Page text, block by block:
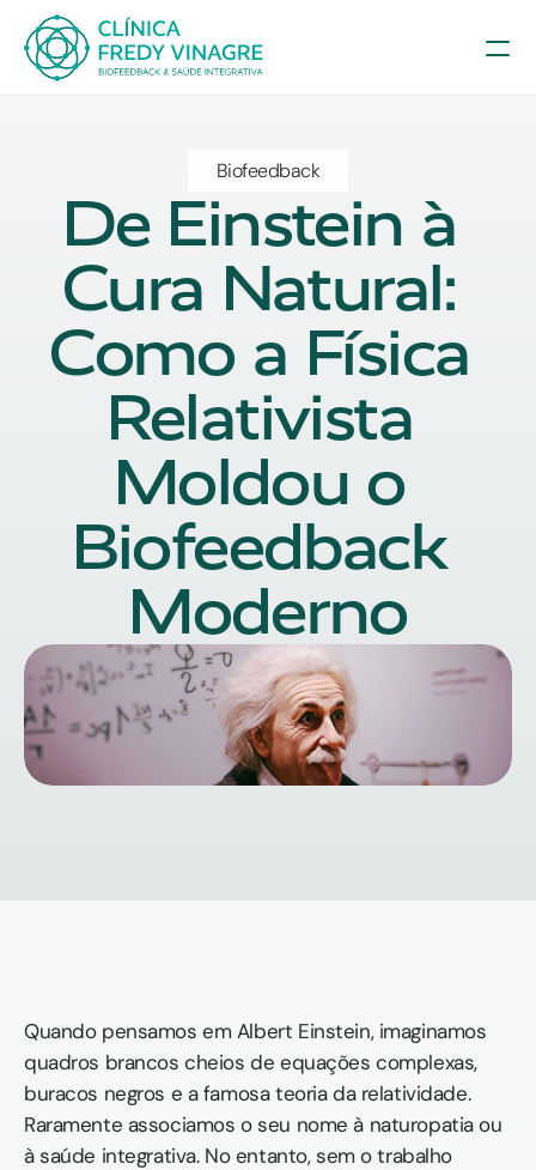
Biofeedback
De Einstein à
Cura Natural:
Como a Física
Relativista
Moldou o
Biofeedback
Moderno
Quando pensamos em Albert Einstein, imaginamos
quadros brancos cheios de equações complexas,
buracos negros e a famosa teoria da relatividade.
Raramente associamos o seu nome à naturopatia ou
à saúde integrativa. No entanto, sem o trabalho